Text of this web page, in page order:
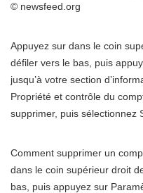
© newsfeed.org
Appuyez sur dans le coin
défiler vers le bas, puis
jusqu’à votre section
Propriété et contrôle du
supprimer, puis sélectionnez
Comment supprimer un
dans le coin supérieur droit
bas, puis appuyez sur